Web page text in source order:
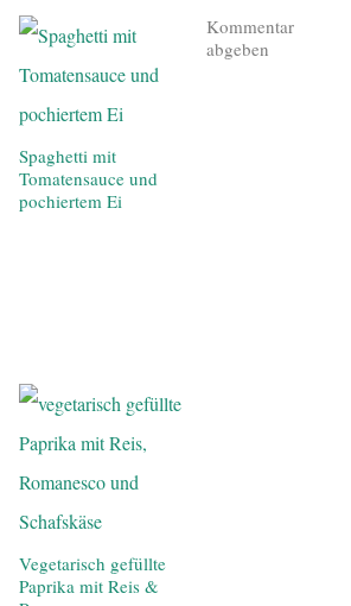
Spaghetti mit
Tomatensauce und
pochiertem Ei
Vegetarisch gefüllte
Paprika mit Reis &
Kommentar
abgeben